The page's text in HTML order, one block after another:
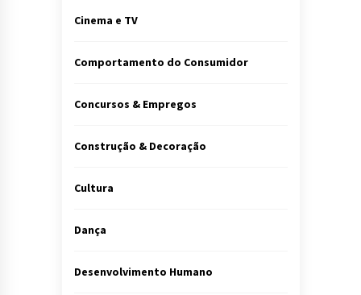
Cinema e TV
Comportamento do Consumidor
Concursos & Empregos
Construção & Decoração
Cultura
Dança
Desenvolvimento Humano